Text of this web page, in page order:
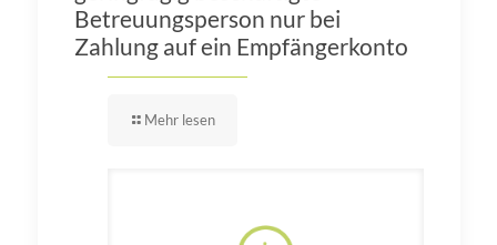
Betreuungsperson nur bei
Zahlung auf ein Empfängerkonto
Mehr lesen